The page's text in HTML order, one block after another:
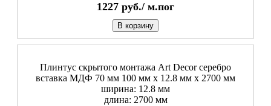
1227 руб./ м.пог
В корзину
Плинтус скрытого монтажа Art Decor серебро
вставка МДФ 70 мм 100 мм x 12.8 мм х 2700 мм
ширина: 12.8 мм
длина: 2700 мм